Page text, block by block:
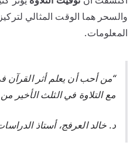
والسحر هما الوقت المثالي
المعلومات.
“من أحب أن يعلم أثر القرآن
مع التلاوة في الثلث الأخير من
د. خالد العرفج، أستاذ